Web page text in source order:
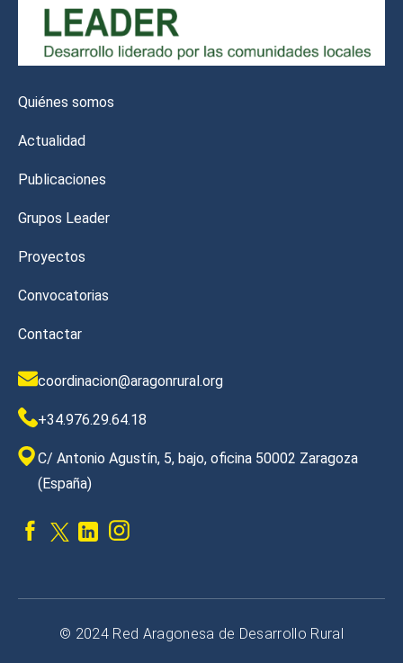
Quiénes somos
Actualidad
Publicaciones
Grupos Leader
Proyectos
Convocatorias
Contactar
coordinacion@aragonrural.org
+34.976.29.64.18
C/ Antonio Agustín, 5, bajo, oficina 50002 Zaragoza
(España)
© 2024 Red Aragonesa de Desarrollo Rural